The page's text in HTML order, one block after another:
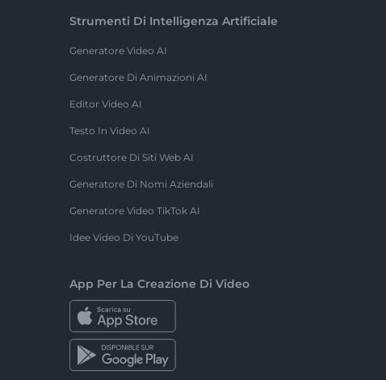
Strumenti Di Intelligenza Artificiale
Generatore Video AI
Generatore Di Animazioni AI
Editor Video AI
Testo In Video AI
Costruttore Di Siti Web AI
Generatore Di Nomi Aziendali
Generatore Video TikTok AI
Idee Video Di YouTube
App Per La Creazione Di Video